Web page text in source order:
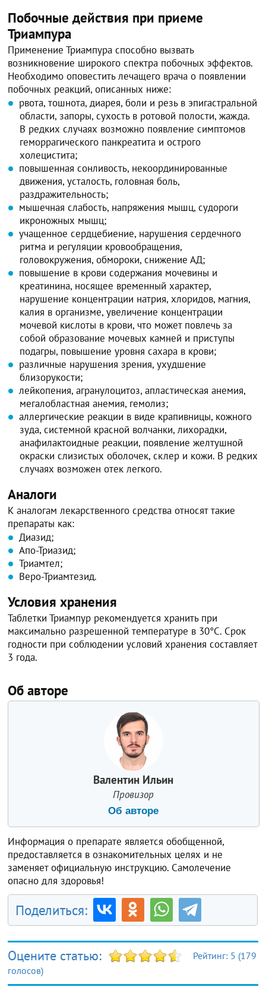
Побочные действия при приеме
Триампура
Применение Триампура способно вызвать
возникновение широкого спектра побочных эффектов.
Необходимо оповестить лечащего врача о появлении
побочных реакций, описанных ниже:
рвота, тошнота, диарея, боли и резь в эпигастральной
области, запоры, сухость в ротовой полости, жажда.
В редких случаях возможно появление симптомов
геморрагического панкреатита и острого
холецистита;
повышенная сонливость, некоординированные
движения, усталость, головная боль,
раздражительность;
мышечная слабость, напряжения мышц, судороги
икроножных мышц;
учащенное сердцебиение, нарушения сердечного
ритма и регуляции кровообращения,
головокружения, обмороки, снижение АД;
повышение в крови содержания мочевины и
креатинина, носящее временный характер,
нарушение концентрации натрия, хлоридов, магния,
калия в организме, увеличение концентрации
мочевой кислоты в крови, что может повлечь за
собой образование мочевых камней и приступы
подагры, повышение уровня сахара в крови;
различные нарушения зрения, ухудшение
близорукости;
лейкопения, агранулоцитоз, апластическая анемия,
мегалобластная анемия, гемолиз;
аллергические реакции в виде крапивницы, кожного
зуда, системной красной волчанки, лихорадки,
анафилактоидные реакции, появление желтушной
окраски слизистых оболочек, склер и кожи. В редких
случаях возможен отек легкого.
Аналоги
К аналогам лекарственного средства относят такие
препараты как:
Диазид;
Апо-Триазид;
Триамтел;
Веро-Триамтезид.
Условия хранения
Таблетки Триампур рекомендуется хранить при
максимально разрешенной температуре в 30°C. Срок
годности при соблюдении условий хранения составляет
3 года.
Об авторе
Валентин Ильин
Провизор
Об авторе
Информация о препарате является обобщенной,
предоставляется в ознакомительных целях и не
заменяет официальную инструкцию. Самолечение
опасно для здоровья!
Поделиться:
Оцените статью: Рейтинг: 5 (179
голосов)